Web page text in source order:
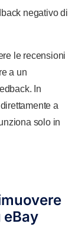
negativo di
le recensioni
a un
In
a
solo in
eBay